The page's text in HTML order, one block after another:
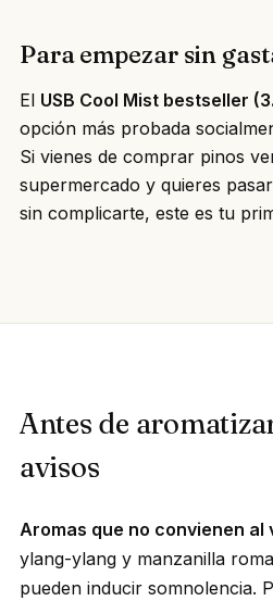
Para empezar sin
El USB Cool Mist bestseller
opción más probada
Si vienes de comprar pinos
supermercado y quieres
sin complicarte, este es tu
Antes de
avisos
Aromas que no convienen al
ylang-ylang y manzanilla
pueden inducir somnolencia.